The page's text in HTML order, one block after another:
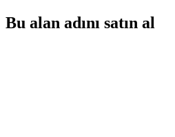
Bu alan adını satın al